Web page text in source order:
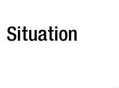
Situation